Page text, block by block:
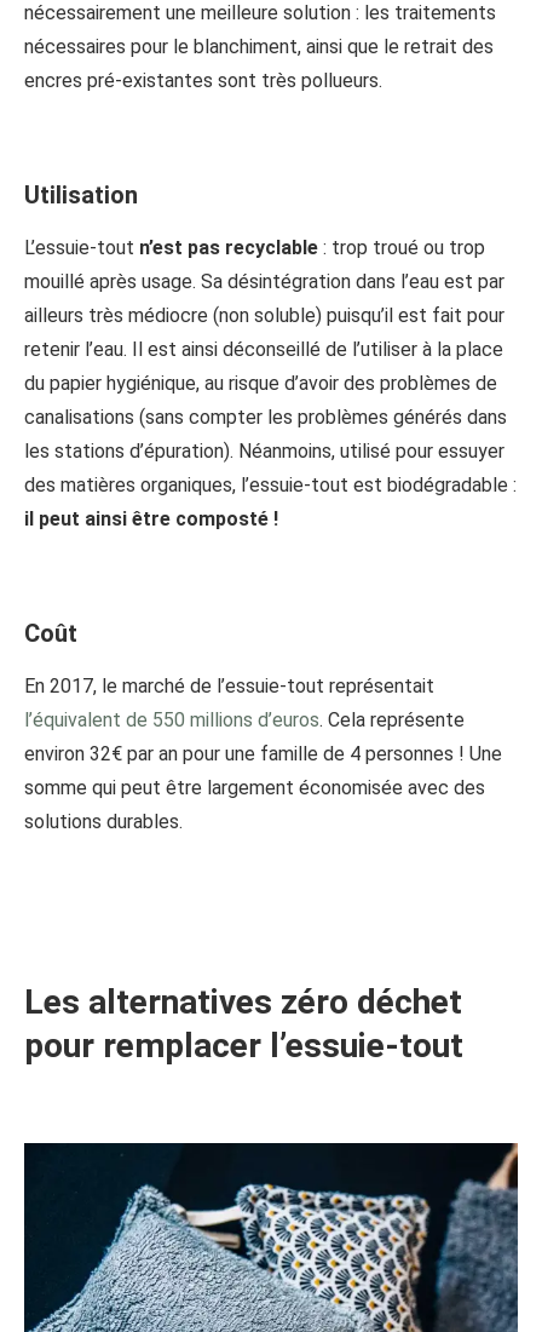
nécessairement une meilleure solution : les traitements
nécessaires pour le blanchiment, ainsi que le retrait des
encres pré-existantes sont très pollueurs.
Utilisation
L’essuie-tout n’est pas recyclable : trop troué ou trop
mouillé après usage. Sa désintégration dans l’eau est par
ailleurs très médiocre (non soluble) puisqu’il est fait pour
retenir l’eau. Il est ainsi déconseillé de l’utiliser à la place
du papier hygiénique, au risque d’avoir des problèmes de
canalisations (sans compter les problèmes générés dans
les stations d’épuration). Néanmoins, utilisé pour essuyer
des matières organiques, l’essuie-tout est biodégradable :
il peut ainsi être composté !
Coût
En 2017, le marché de l’essuie-tout représentait
l’équivalent de 550 millions d’euros. Cela représente
environ 32€ par an pour une famille de 4 personnes ! Une
somme qui peut être largement économisée avec des
solutions durables.
Les alternatives zéro déchet
pour remplacer l’essuie-tout